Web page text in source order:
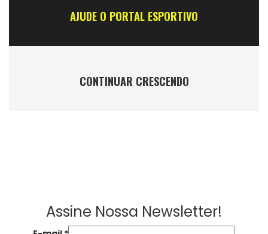
AJUDE O PORTAL ESPORTIVO
CONTINUAR CRESCENDO
Assine Nossa Newsletter!